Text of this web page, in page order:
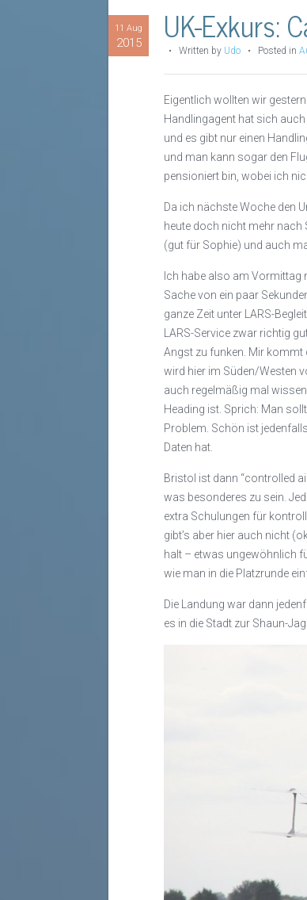
11 Aug
2015 UK-Exkurs:
• Written by Udo • Posted in
Eigentlich wollten wir
Handlingagent hat sich
und es gibt nur einen
und man kann sogar den
pensioniert bin, wobei ich
Da ich nächste Woche den
heute doch nicht mehr
(gut für Sophie) und auch
Ich habe also am Vormittag
Sache von ein paar
ganze Zeit unter LARS-
LARS-Service zwar richtig
Angst zu funken. Mir kommt
wird hier im Süden/Westen
auch regelmäßig mal
Heading ist. Sprich: Man
Problem. Schön ist
Daten hat.
Bristol ist dann “controlled
was besonderes zu sein.
extra Schulungen für
gibt’s aber hier auch nicht
halt – etwas ungewöhnlich
wie man in die Platzrunde
Die Landung war dann
es in die Stadt zur Shaun-